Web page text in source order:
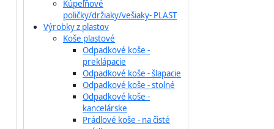
Kúpeľňové
poličky/držiaky/vešiaky- PLAST
Výrobky z plastov
Koše plastové
Odpadkové koše -
preklápacie
Odpadkové koše - šlapacie
Odpadkové koše - stolné
Odpadkové koše -
kancelárske
Prádlové koše - na čisté